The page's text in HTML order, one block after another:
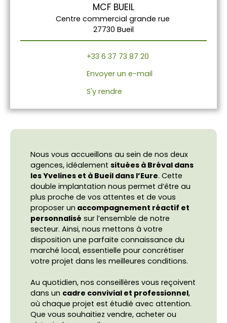
MCF BUEIL
Centre commercial grande rue
27730 Bueil
+33 6 37 73 87 20
Envoyer un e-mail
S'y rendre
Nous vous accueillons au sein de nos deux
agences, idéalement situées à Bréval dans
les Yvelines et à Bueil dans l’Eure. Cette
double implantation nous permet d’être au
plus proche de vos attentes et de vous
proposer un accompagnement réactif et
personnalisé sur l’ensemble de notre
secteur. Ainsi, nous mettons à votre
disposition une parfaite connaissance du
marché local, essentielle pour concrétiser
votre projet dans les meilleures conditions.
Au quotidien, nos conseillères vous reçoivent
dans un cadre convivial et professionnel,
où chaque projet est étudié avec attention.
Que vous souhaitiez vendre, acheter ou